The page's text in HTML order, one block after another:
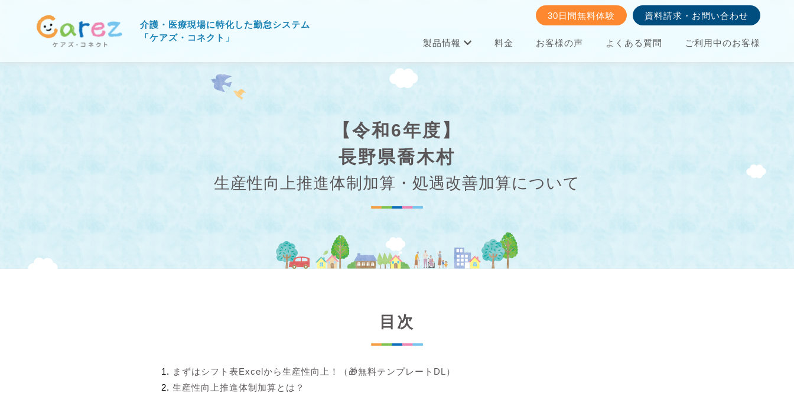
介護・医療現場に特化した勤怠システム
「ケアズ・コネクト」
製品情報 料金 お客様の声 よくある質問 ご利用中のお客様
30日間無料体験 資料請求・お問い合わせ
【令和6年度】
長野県喬木村
生産性向上推進体制加算・処遇改善加算について
目次
まずはシフト表Excelから生産性向上！（🎁無料テンプレートDL）
生産性向上推進体制加算とは？